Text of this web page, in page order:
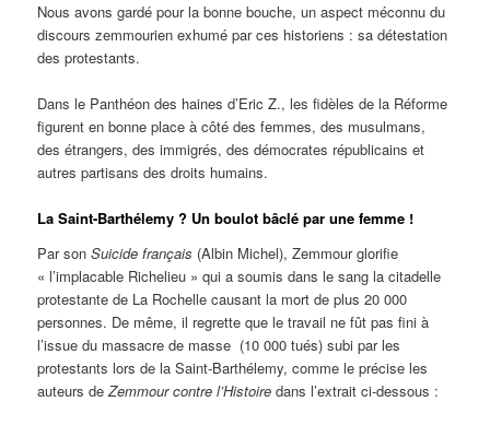
Nous avons gardé pour la bonne bouche, un aspect méconnu du
discours zemmourien exhumé par ces historiens : sa détestation
des protestants.
Dans le Panthéon des haines d’Eric Z., les fidèles de la Réforme
figurent en bonne place à côté des femmes, des musulmans,
des étrangers, des immigrés, des démocrates républicains et
autres partisans des droits humains.
La Saint-Barthélemy ? Un boulot bâclé par une femme !
Par sonSuicide français (Albin Michel), Zemmour glorifie
« l’implacable Richelieu » qui a soumis dans le sang la citadelle
protestante de La Rochelle causant la mort de plus 20 000
personnes. De même, il regrette que le travail ne fût pas fini à
l’issue du massacre de masse (10 000 tués) subi par les
protestants lors de la Saint-Barthélemy, comme le précise les
auteurs deZemmour contre l’Histoiredans l’extrait ci-dessous :